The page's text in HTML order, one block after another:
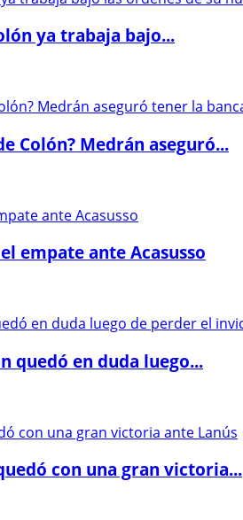
ya trabaja bajo...
Colón? Medrán aseguró...
empate ante Acasusso
quedó en duda luego...
con una gran victoria...